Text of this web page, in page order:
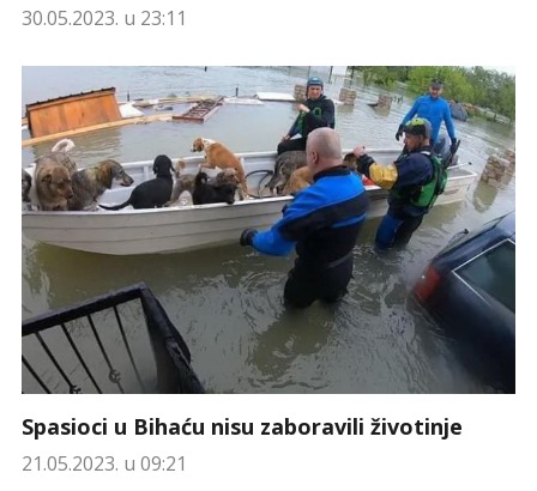
30.05.2023. u 23:11
Spasioci u Bihaću nisu zaboravili životinje
21.05.2023. u 09:21